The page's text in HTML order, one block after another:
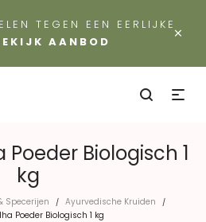
×
TEGEN EEN EERLIJKE
AANBOD
Biologisch 1
kg
Specerijen / Ayurvedische Kruiden /
Poeder Biologisch 1 kg